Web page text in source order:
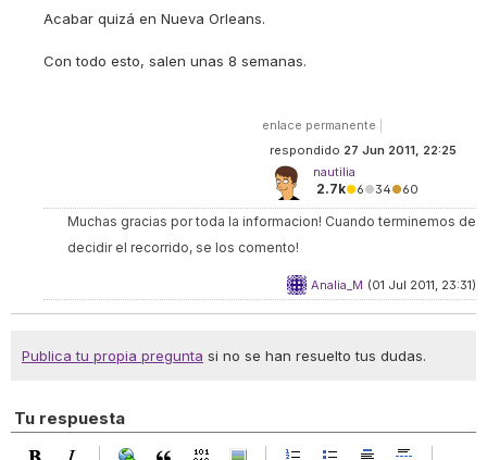
Acabar quizá en Nueva Orleans.
Con todo esto, salen unas 8 semanas.
enlace permanente
respondido 27 Jun 2011, 22:25
nautilia
2.7k●6●34●60
Muchas gracias por toda la informacion! Cuando terminemos de
decidir el recorrido, se los comento!
(01 Jul 2011, 23:31)
Analia_M
Publica tu propia pregunta si no se han resuelto tus dudas.
Tu respuesta